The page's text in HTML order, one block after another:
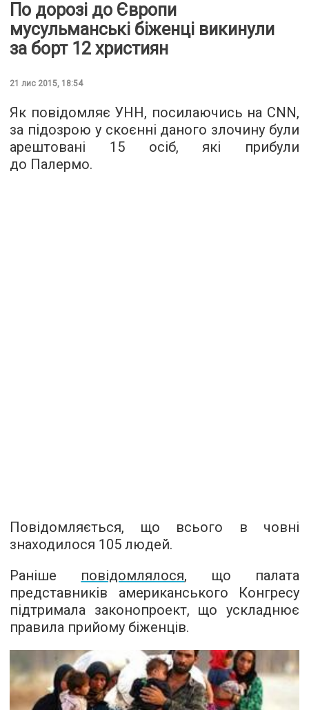
По дорозі до Європи
мусульманські біженці викинули
за борт 12 християн
21 лис 2015, 18:54
Як повідомляє УНН, посилаючись на CNN,
за підозрою у скоєнні даного злочину були
арештовані 15 осіб, які прибули
до Палермо.
Повідомляється, що всього в човні
знаходилося 105 людей.
Раніше повідомлялося, що палата
представників американського Конгресу
підтримала законопроект, що ускладнює
правила прийому біженців.